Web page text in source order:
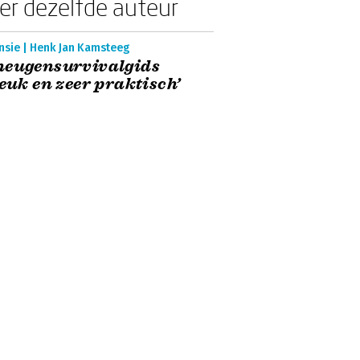
dezelfde auteur
| Henk Jan Kamsteeg
en zeer praktisch’